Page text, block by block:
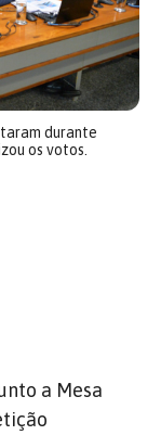
durante
os votos.
a Mesa